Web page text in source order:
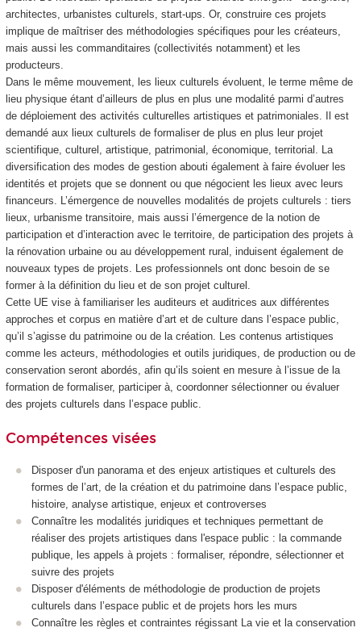
architectes, urbanistes culturels, start-ups. Or, construire ces projets
implique de maîtriser des méthodologies spécifiques pour les créateurs,
mais aussi les commanditaires (collectivités notamment) et les
producteurs.
Dans le même mouvement, les lieux culturels évoluent, le terme même de
lieu physique étant d’ailleurs de plus en plus une modalité parmi d’autres
de déploiement des activités culturelles artistiques et patrimoniales. Il est
demandé aux lieux culturels de formaliser de plus en plus leur projet
scientifique, culturel, artistique, patrimonial, économique, territorial. La
diversification des modes de gestion abouti également à faire évoluer les
identités et projets que se donnent ou que négocient les lieux avec leurs
financeurs. L’émergence de nouvelles modalités de projets culturels : tiers
lieux, urbanisme transitoire, mais aussi l’émergence de la notion de
participation et d’interaction avec le territoire, de participation des projets à
la rénovation urbaine ou au développement rural, induisent également de
nouveaux types de projets. Les professionnels ont donc besoin de se
former à la définition du lieu et de son projet culturel.
Cette UE vise à familiariser les auditeurs et auditrices aux différentes
approches et corpus en matière d’art et de culture dans l’espace public,
qu’il s’agisse du patrimoine ou de la création. Les contenus artistiques
comme les acteurs, méthodologies et outils juridiques, de production ou de
conservation seront abordés, afin qu’ils soient en mesure à l’issue de la
formation de formaliser, participer à, coordonner sélectionner ou évaluer
des projets culturels dans l’espace public.
Compétences visées
Disposer d'un panorama et des enjeux artistiques et culturels des
formes de l’art, de la création et du patrimoine dans l’espace public,
histoire, analyse artistique, enjeux et controverses
Connaître les modalités juridiques et techniques permettant de
réaliser des projets artistiques dans l'espace public : la commande
publique, les appels à projets : formaliser, répondre, sélectionner et
suivre des projets
Disposer d'éléments de méthodologie de production de projets
culturels dans l’espace public et de projets hors les murs
Connaître les règles et contraintes régissant La vie et la conservation